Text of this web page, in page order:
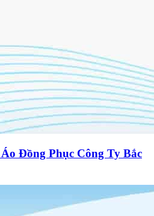
Đồng Phục Công Ty Bắc